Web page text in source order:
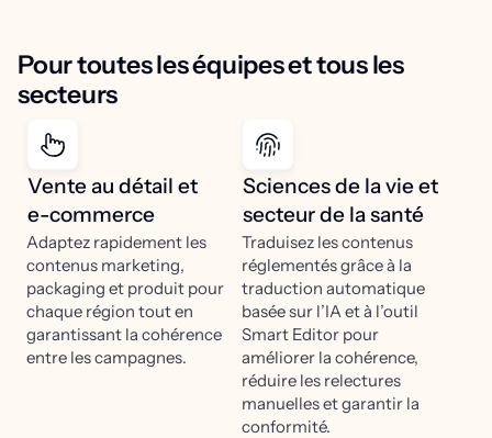
Pour toutes les équipes et tous les
secteurs
Vente au détail et
e-commerce
Adaptez rapidement les
contenus marketing,
packaging et produit pour
chaque région tout en
garantissant la cohérence
entre les campagnes.
Sciences de la vie et
secteur de la santé
Traduisez les contenus
réglementés grâce à la
traduction automatique
basée sur l’IA et à l’outil
Smart Editor pour
améliorer la cohérence,
réduire les relectures
manuelles et garantir la
conformité.